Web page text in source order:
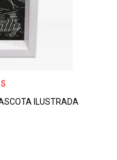
ILUSTRADA